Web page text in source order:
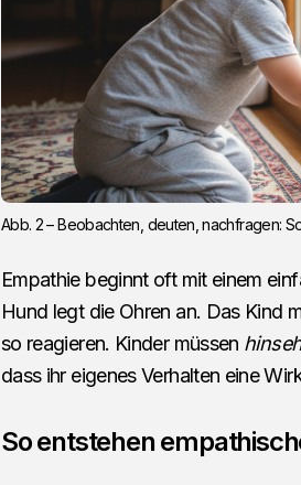
Abb. 2 – Beobachten, deuten, nachfragen:
Empathie beginnt oft mit einem
Hund legt die Ohren an. Das Kind
so reagieren. Kinder müssen
dass ihr eigenes Verhalten eine
So entstehen